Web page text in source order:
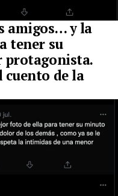
amigos… y la
tener su
protagonista.
cuento de la